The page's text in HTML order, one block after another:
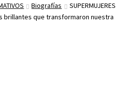
Biografías
SUPERMUJERES
brillantes que transformaron nuestra